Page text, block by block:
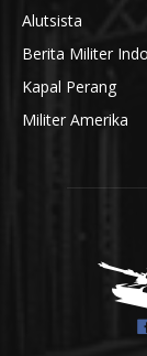
Alutsista
Berita Militer
Kapal Perang
Militer Amerika